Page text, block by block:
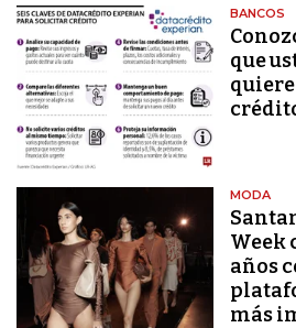
BANCOS
que
MODA
Week
años
más